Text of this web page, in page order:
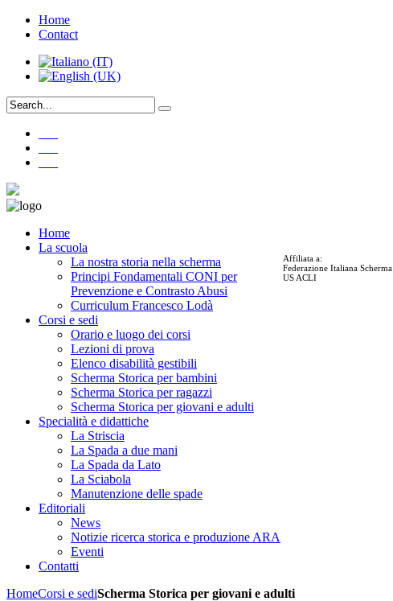
Home
Contact
Affiliata a:
Federazione Italiana Scherma
US ACLI
Home
La scuola
La nostra storia nella scherma
Principi Fondamentali CONI per
Prevenzione e Contrasto Abusi
Curriculum Francesco Lodà
Corsi e sedi
Orario e luogo dei corsi
Lezioni di prova
Elenco disabilità gestibili
Scherma Storica per bambini
Scherma Storica per ragazzi
Scherma Storica per giovani e adulti
Specialità e didattiche
La Striscia
La Spada a due mani
La Spada da Lato
La Sciabola
Manutenzione delle spade
Editoriali
News
Notizie ricerca storica e produzione ARA
Eventi
Contatti
HomeCorsi e sediScherma Storica per giovani e adulti